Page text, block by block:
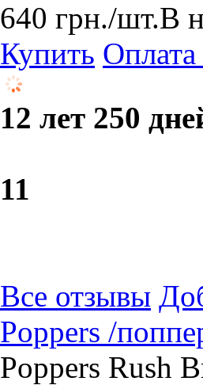
640 грн./шт.В
Купить Оплата
12 лет 250
11
Все отзывы
Poppers /
Poppers Rush